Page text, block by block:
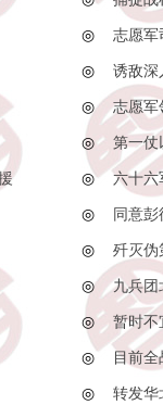
◎ 志愿军
◎ 诱敌深
◎ 志愿军
◎ 第一仗
◎ 六十六
◎ 同意彭
◎ 歼灭伪
◎ 九兵团
◎ 暂时不
◎ 目前
◎ 转发华